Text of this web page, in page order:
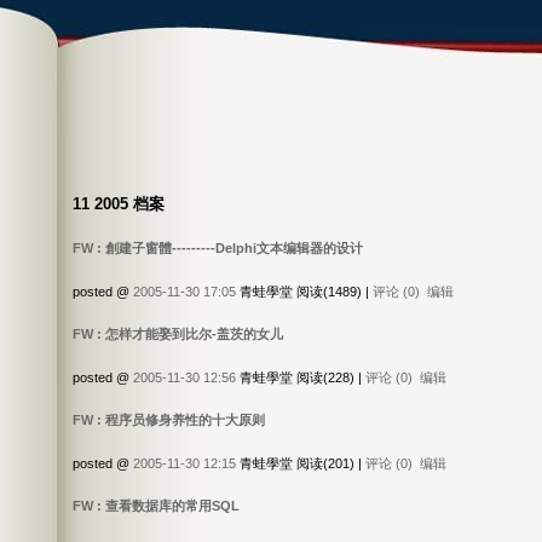
11 2005 档案
FW : 創建子窗體---------Delphi文本编辑器的设计
posted @ 2005-11-30 17:05 青蛙學堂 阅读(1489) | 评论 (0) 编辑
FW : 怎样才能娶到比尔-盖茨的女儿
posted @ 2005-11-30 12:56 青蛙學堂 阅读(228) | 评论 (0) 编辑
FW : 程序员修身养性的十大原则
posted @ 2005-11-30 12:15 青蛙學堂 阅读(201) | 评论 (0) 编辑
FW : 查看数据库的常用SQL